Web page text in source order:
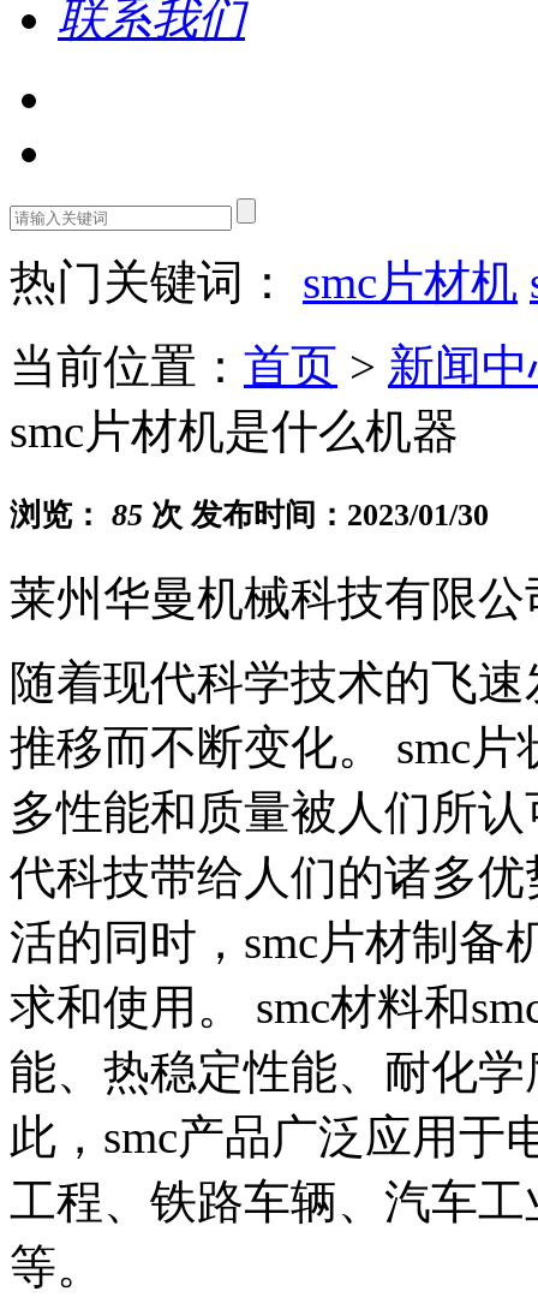
联系我们
热门关键词： smc片材机
当前位置： 首页 > 新闻
smc片材机是什么机器
浏览： 85 次 发布时间：2023/01/30
莱州华曼机械科技有限
随着现代科学技术的飞
推移而不断变化。 smc
多性能和质量被人们所
代科技带给人们的诸多
活的同时，smc片材制备
求和使用。 smc材料和
能、热稳定性能、耐化
此，smc产品广泛应用于
工程、铁路车辆、汽车
等。